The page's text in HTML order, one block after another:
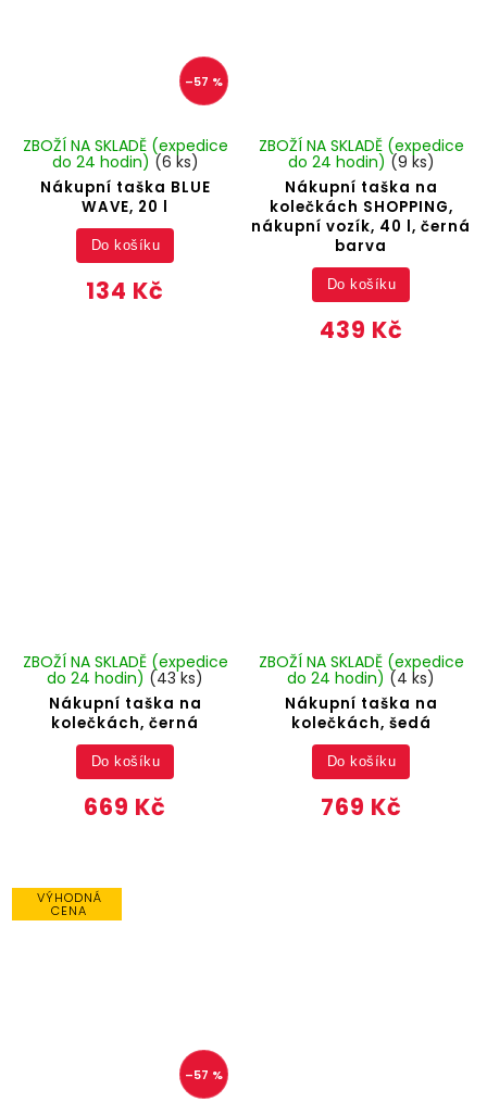
–57 %
Nákupní taška BLUE
WAVE, 20 l
ZBOŽÍ NA SKLADĚ (expedice
do 24 hodin) (6 ks)
134 Kč
Do košíku
Nákupní taška na
kolečkách SHOPPING,
nákupní vozík, 40 l, černá
barva
ZBOŽÍ NA SKLADĚ (expedice
do 24 hodin) (9 ks)
439 Kč
Do košíku
Nákupní taška na
kolečkách, černá
ZBOŽÍ NA SKLADĚ (expedice
do 24 hodin) (43 ks)
669 Kč
Do košíku
Nákupní taška na
kolečkách, šedá
ZBOŽÍ NA SKLADĚ (expedice
do 24 hodin) (4 ks)
769 Kč
Do košíku
VÝHODNÁ
CENA
–57 %